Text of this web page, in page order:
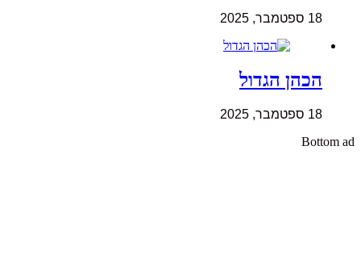
18 ספטמבר, 2025
הכהן הגדול
18 ספטמבר, 2025
Bottom ad